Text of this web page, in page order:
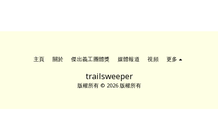
trailsweeper
版權所有 © 2026 版權所有
主頁 關於 傑出義工團體獎 媒體報道 視頻 更多